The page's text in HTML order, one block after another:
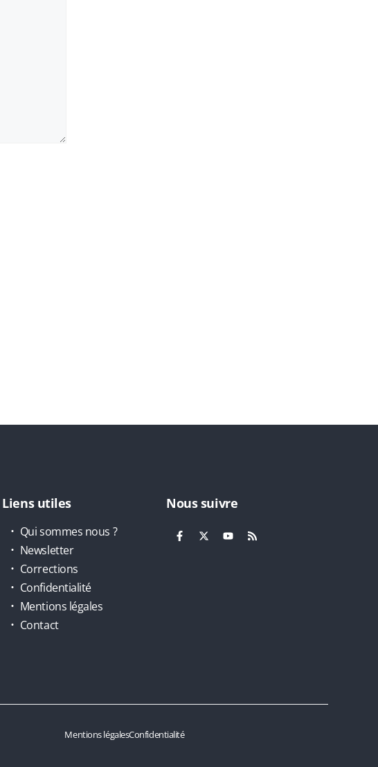
Liens utiles
Qui sommes nous ?
Newsletter
Corrections
Confidentialité
Mentions légales
Contact
Nous suivre
Mentions légalesConfidentialité